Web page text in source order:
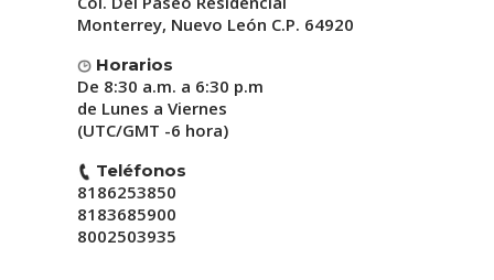
Monterrey, Nuevo León C.P. 64920
Horarios
De 8:30 a.m. a 6:30 p.m
de Lunes a Viernes
(UTC/GMT -6 hora)
Teléfonos
8186253850
8183685900
8002503935